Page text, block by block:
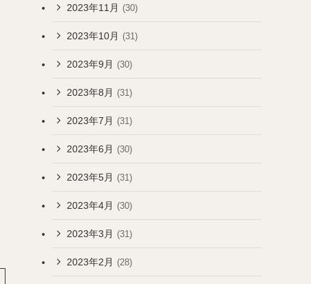
2023年11月 (30)
2023年10月 (31)
2023年9月 (30)
2023年8月 (31)
2023年7月 (31)
2023年6月 (30)
2023年5月 (31)
2023年4月 (30)
2023年3月 (31)
2023年2月 (28)